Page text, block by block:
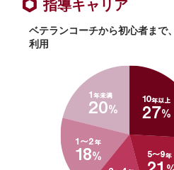
指導キャリア
ベテランコーチから初心者まで
利用